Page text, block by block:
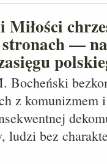
Miłości
stronach —
Bocheński
z komunizmem
bez